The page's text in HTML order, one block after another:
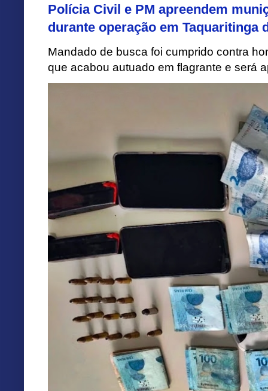
Polícia Civil e PM apreendem
durante operação em Taquaritinga
Mandado de busca foi cumprido contra
que acabou autuado em flagrante e será